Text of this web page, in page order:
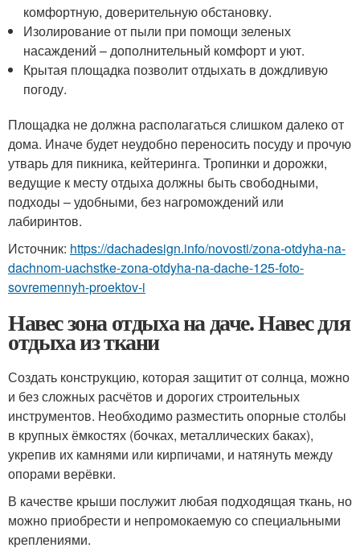
комфортную, доверительную обстановку.
Изолирование от пыли при помощи зеленых
насаждений – дополнительный комфорт и уют.
Крытая площадка позволит отдыхать в дождливую
погоду.
Площадка не должна располагаться слишком далеко от
дома. Иначе будет неудобно переносить посуду и прочую
утварь для пикника, кейтеринга. Тропинки и дорожки,
ведущие к месту отдыха должны быть свободными,
подходы – удобными, без нагромождений или
лабиринтов.
Источник: https://dachadesign.info/novosti/zona-otdyha-na-
dachnom-uachstke-zona-otdyha-na-dache-125-foto-
sovremennyh-proektov-i
Навес зона отдыха на даче. Навес для
отдыха из ткани
Создать конструкцию, которая защитит от солнца, можно
и без сложных расчётов и дорогих строительных
инструментов. Необходимо разместить опорные столбы
в крупных ёмкостях (бочках, металлических баках),
укрепив их камнями или кирпичами, и натянуть между
опорами верёвки.
В качестве крыши послужит любая подходящая ткань, но
можно приобрести и непромокаемую со специальными
креплениями.